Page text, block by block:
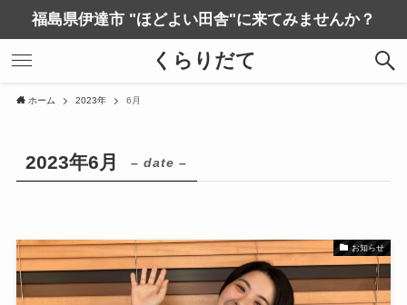
福島県伊達市 "ほどよい田舎"に来てみませんか？
くらりだて
ホーム 2023年 6月
2023年6月 – date –
お知らせ